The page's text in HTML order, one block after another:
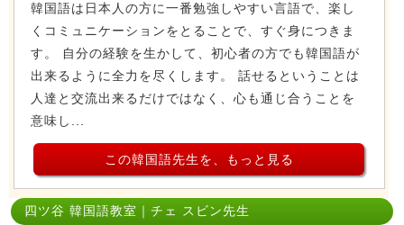
韓国語は日本人の方に一番勉強しやすい言語で、楽し
くコミュニケーションをとることで、すぐ身につきま
す。 自分の経験を生かして、初心者の方でも韓国語が
出来るように全力を尽くします。 話せるということは
人達と交流出来るだけではなく、心も通じ合うことを
意味し...
この韓国語先生を、もっと見る
四ツ谷 韓国語教室｜チェ スビン先生